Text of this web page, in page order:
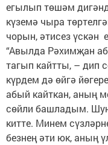
егылып төшәм
күземә чыра
чорын, әтисез үскән
“Авылда Рәхимҗан
тагып кайтты, – дип
күрдем дә өйгә
абый кайткан, аның
сөйли башладым.
китте. Минем
безнең әти юк, аның